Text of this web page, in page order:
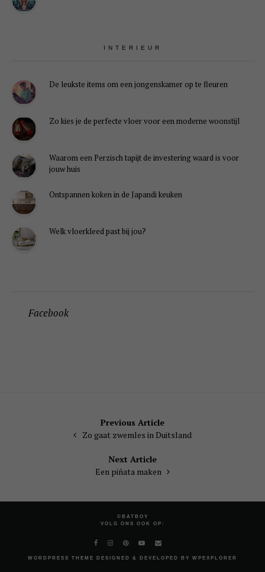
INTERIEUR
De leukste items om een jongenskamer op te fleuren
Zo kies je de perfecte vloer voor een moderne woonstijl
Waarom een Perzisch tapijt de investering waard is voor
jouw huis
Ontspannen koken in de Japandi keuken
Welk vloerkleed past bij jou?
Facebook
Previous Article
Zo gaat zwemles in Duitsland
Next Article
Een piñata maken
©BATBOY
VOLG ONS OOK OP:
WORDPRESS THEME DESIGNED & DEVELOPED BY WPEXPLORER